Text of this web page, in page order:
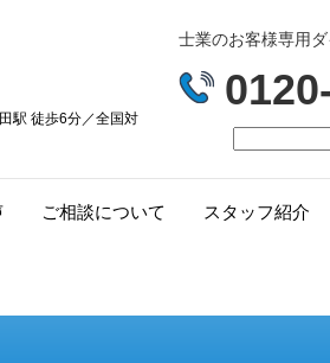
駅 徒歩6分／全国対
士業のお客様専用
ご相談について スタッフ紹介